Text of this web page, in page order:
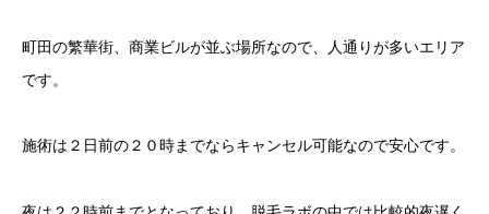
町田の繁華街、商業ビルが並ぶ場所なので、人通りが多いエリア
です。
施術は２日前の２０時までならキャンセル可能なので安心です。